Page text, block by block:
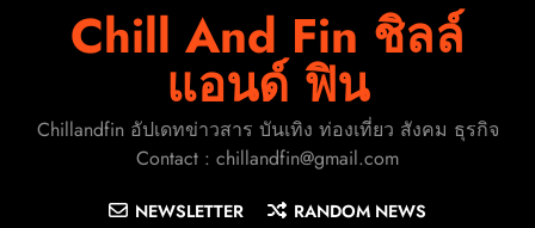
Chill And Fin ชิลล์
แอนด์ ฟิน
Chillandfin อัปเดทข่าวสาร บันเทิง ท่องเที่ยว สังคม ธุรกิจ
Contact : chillandfin@gmail.com
NEWSLETTER RANDOM NEWS